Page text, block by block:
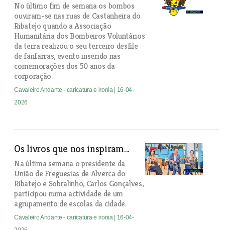
No último fim de semana os bombos
ouviram-se nas ruas de Castanheira do
Ribatejo quando a Associação
Humanitária dos Bombeiros Voluntários
da terra realizou o seu terceiro desfile
de fanfarras, evento inserido nas
comemorações dos 50 anos da
corporação.
Cavaleiro Andante - caricatura e ironia
| 16-04-
2026
Os livros que nos inspiram...
Na última semana o presidente da
União de Freguesias de Alverca do
Ribatejo e Sobralinho, Carlos Gonçalves,
participou numa actividade de um
agrupamento de escolas da cidade.
Cavaleiro Andante - caricatura e ironia
| 16-04-